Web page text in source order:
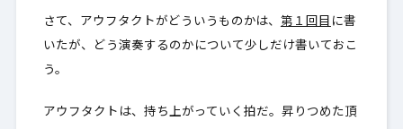
さて、アウフタクトがどういうものかは、 第１回目 に書
いたが、どう演奏するのかについて少しだけ書いておこ
う。
アウフタクトは、持ち上がっていく拍だ。昇りつめた頂